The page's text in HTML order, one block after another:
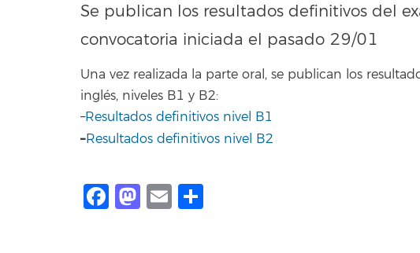
Se publican los resultados definitivos del
convocatoria iniciada el pasado 29/01
Una vez realizada la parte oral, se publican los
inglés, niveles B1 y B2:
–Resultados definitivos nivel B1
–Resultados definitivos nivel B2
Facebook
Mastodon
Email